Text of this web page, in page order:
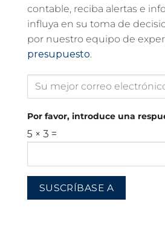
contable, reciba alertas e
influya en su toma de
por nuestro equipo de
presupuesto.
Por favor, introduce una
5 × 3 =